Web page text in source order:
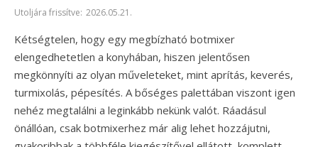
Utoljára frissítve: 2026.05.21.
Kétségtelen, hogy egy megbízható botmixer
elengedhetetlen a konyhában, hiszen jelentősen
megkönnyíti az olyan műveleteket, mint aprítás, keverés,
turmixolás, pépesítés. A bőséges palettában viszont igen
nehéz megtalálni a leginkább nekünk valót. Ráadásul
önállóan, csak botmixerhez már alig lehet hozzájutni,